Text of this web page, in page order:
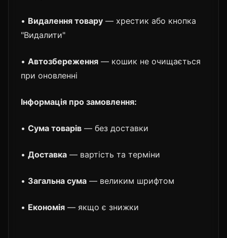
• Видалення товару — хрестик або кнопка
"Видалити"
• Автозбереження — кошик не очищається
при оновленні
Інформація про замовлення:
• Сума товарів — без доставки
• Доставка — вартість та терміни
• Загальна сума — великим шрифтом
• Економія — якщо є знижки